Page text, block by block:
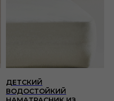
ДЕТСКИЙ
ВОДОСТОЙКИЙ